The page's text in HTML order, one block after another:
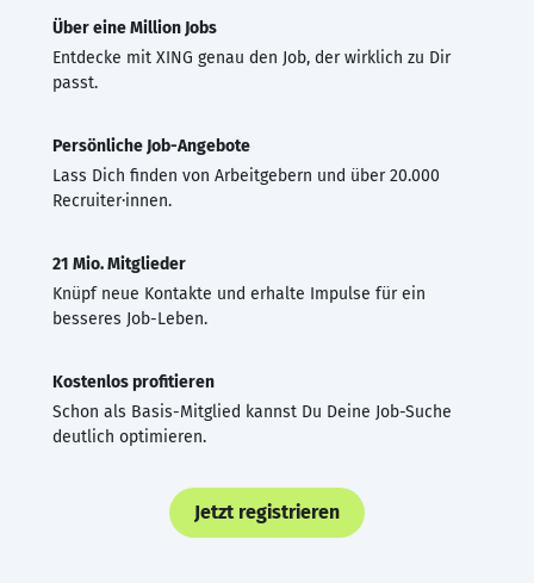
Über eine Million Jobs
Entdecke mit XING genau den Job, der wirklich zu Dir
passt.
Persönliche Job-Angebote
Lass Dich finden von Arbeitgebern und über 20.000
Recruiter·innen.
21 Mio. Mitglieder
Knüpf neue Kontakte und erhalte Impulse für ein
besseres Job-Leben.
Kostenlos profitieren
Schon als Basis-Mitglied kannst Du Deine Job-Suche
deutlich optimieren.
Jetzt registrieren